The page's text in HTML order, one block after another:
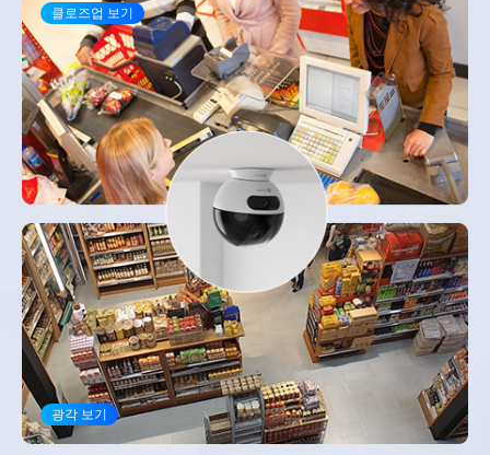
클로즈업 보기
광각 보기